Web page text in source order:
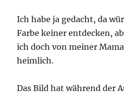
Ich habe ja gedacht, da
Farbe keiner entdecken,
ich doch von meiner
heimlich.
Das Bild hat während der